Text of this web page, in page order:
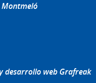
desarrollo web Grafreak